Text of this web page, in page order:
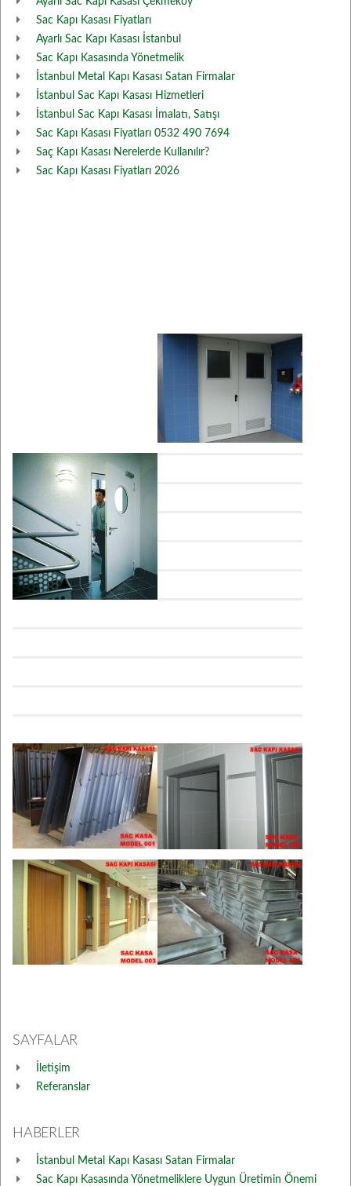
Sac Kapı Kasası Fiyatları
Ayarlı Sac Kapı Kasası İstanbul
Sac Kapı Kasasında Yönetmelik
İstanbul Metal Kapı Kasası Satan Firmalar
İstanbul Sac Kapı Kasası Hizmetleri
İstanbul Sac Kapı Kasası İmalatı, Satışı
Sac Kapı Kasası Fiyatları 0532 490 7694
Saç Kapı Kasası Nerelerde Kullanılır?
Sac Kapı Kasası Fiyatları 2026
SAYFALAR
İletişim
Referanslar
HABERLER
İstanbul Metal Kapı Kasası Satan Firmalar
Sac Kapı Kasasında Yönetmeliklere Uygun Üretimin Önemi